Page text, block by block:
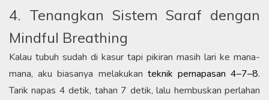
4. Tenangkan Sistem Saraf dengan
Mindful Breathing
Kalau tubuh sudah di kasur tapi pikiran masih lari ke mana-
mana, aku biasanya melakukan teknik pernapasan 4–7–8.
Tarik napas 4 detik, tahan 7 detik, lalu hembuskan perlahan